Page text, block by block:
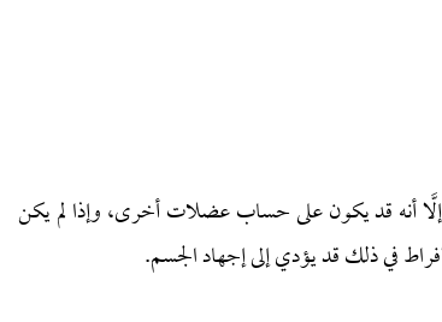
أنه قد يكون على حساب عضلات أخرى، وإذا لم يكن
في ذلك قد يؤدي إلى إجهاد الجسم.